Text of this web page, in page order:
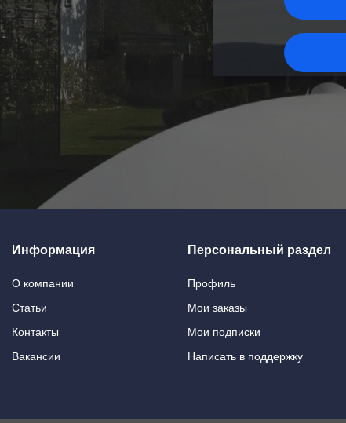
Информация
О компании
Статьи
Контакты
Вакансии
Персональный раздел
Профиль
Мои заказы
Мои подписки
Написать в поддержку